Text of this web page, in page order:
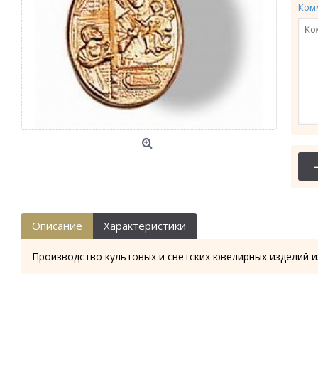
-
Описание Характеристики
Производство культовых и светских ювелирных изделий